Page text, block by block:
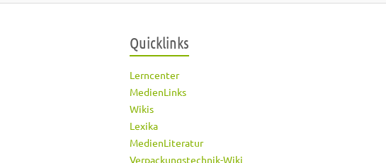
Quicklinks
Lerncenter
MedienLinks
Wikis
Lexika
MedienLiteratur
Verpackungstechnik-Wiki